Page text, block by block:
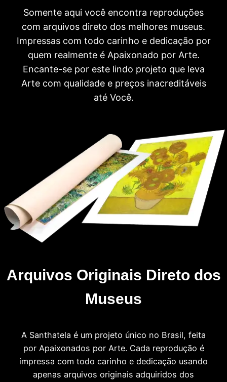
Somente aqui você encontra reproduções
com arquivos direto dos melhores museus.
Impressas com todo carinho e dedicação por
quem realmente é Apaixonado por Arte.
Encante-se por este lindo projeto que leva
Arte com qualidade e preços inacreditáveis
até Você.
Arquivos Originais Direto dos
Museus
A Santhatela é um projeto único no Brasil, feita
por Apaixonados por Arte. Cada reprodução é
impressa com todo carinho e dedicação usando
apenas arquivos originais adquiridos dos